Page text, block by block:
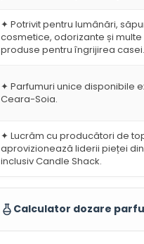
la
✦ Potrivit pentru lumânări,
cosmetice, odorizante și multe
produse pentru îngrijirea casei.
✦ Parfumuri unice disponibile
Ceara-Soia.
✦ Lucrăm cu producători de
aprovizionează liderii pieței din
inclusiv Candle Shack.
Calculator dozare